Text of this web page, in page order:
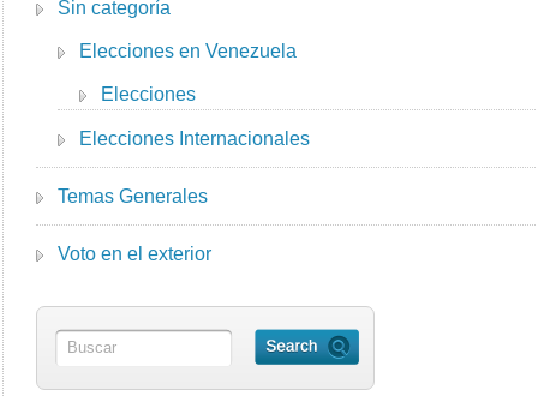
Sin categoría
Elecciones en Venezuela
Elecciones
Elecciones Internacionales
Temas Generales
Voto en el exterior